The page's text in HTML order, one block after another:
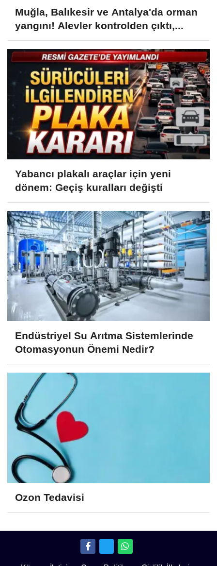
Muğla, Balıkesir ve Antalya'da orman
yangını! Alevler kontrolden çıktı,...
Yabancı plakalı araçlar için yeni
dönem: Geçiş kuralları değişti
Endüstriyel Su Arıtma Sistemlerinde
Otomasyonun Önemi Nedir?
Ozon Tedavisi